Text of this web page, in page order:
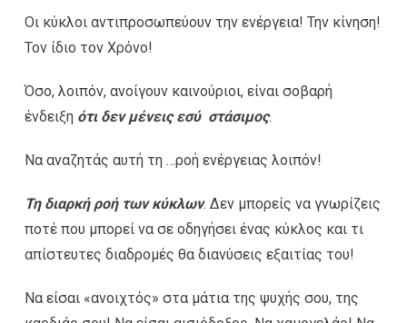
Οι κύκλοι αντιπροσωπεύουν την ενέργεια! Την κίνηση!
Τον ίδιο τον Χρόνο!
Όσο, λοιπόν, ανοίγουν καινούριοι, είναι σοβαρή
ένδειξη ότι δεν μένεις εσύ στάσιμος.
Να αναζητάς αυτή τη …ροή ενέργειας λοιπόν!
Τη διαρκή ροή των κύκλων. Δεν μπορείς να γνωρίζεις
ποτέ που μπορεί να σε οδηγήσει ένας κύκλος και τι
απίστευτες διαδρομές θα διανύσεις εξαιτίας του!
Να είσαι «ανοιχτός» στα μάτια της ψυχής σου, της